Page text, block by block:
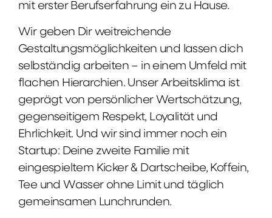
mit erster Berufserfahrung ein zu Hause.
Wir geben Dir weitreichende
Gestaltungsmöglichkeiten und lassen dich
selbständig arbeiten – in einem Umfeld mit
flachen Hierarchien. Unser Arbeitsklima ist
geprägt von persönlicher Wertschätzung,
gegenseitigem Respekt, Loyalität und
Ehrlichkeit. Und wir sind immer noch ein
Startup: Deine zweite Familie mit
eingespieltem Kicker & Dartscheibe, Koffein,
Tee und Wasser ohne Limit und täglich
gemeinsamen Lunchrunden.